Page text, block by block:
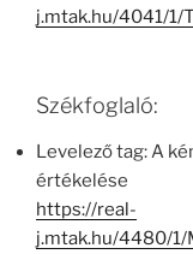
j.mtak.hu/4041/1/
Székfoglaló:
Levelező tag: A
értékelése
https://real-
j.mtak.hu/4480/